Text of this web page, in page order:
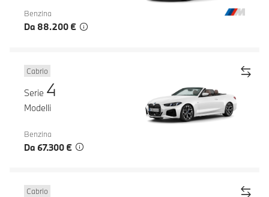
Benzina
Da 88.200 €
Cabrio
Serie 4
Modelli
Benzina
Da 67.300 €
Cabrio